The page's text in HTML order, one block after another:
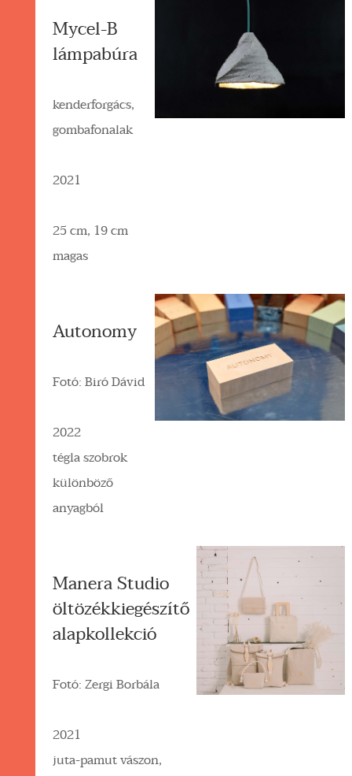
Mycel-B
lámpabúra
kenderforgács,
gombafonalak
2021
25 cm, 19 cm
magas
Autonomy
Fotó: Biró Dávid
2022
tégla szobrok
különböző
anyagból
Manera Studio
öltözékkiegészítő
alapkollekció
Fotó: Zergi Borbála
2021
juta-pamut vászon,